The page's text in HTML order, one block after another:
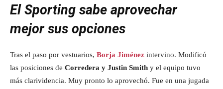
El Sporting sabe aprovechar
mejor sus opciones
Tras el paso por vestuarios, Borja Jiménez intervino. Modificó
las posiciones de Corredera y Justin Smith y el equipo tuvo
más clarividencia. Muy pronto lo aprovechó. Fue en una jugada